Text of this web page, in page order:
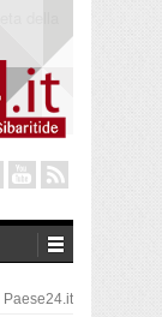
di Luigi
Paese24.it